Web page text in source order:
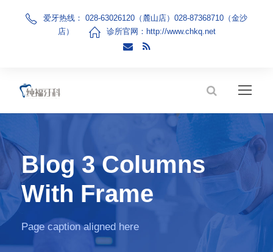
爱牙热线： 028-63026120（麓山店）028-87368710（金沙
店）
诊所官网： http://www.chkq.net
Blog 3 Columns
With Frame
Page caption aligned here